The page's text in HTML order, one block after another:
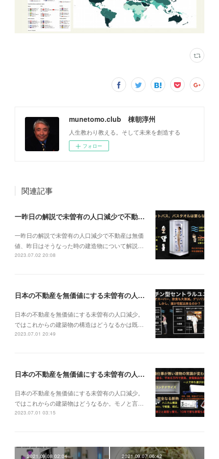
munetomo.club 棟朝淳州
人生教わり教える。そして未来を創造する
フォロー
関連記事
一昨日の解説で未曽有の人口減少で不動産は無価値、昨日はそうなった時の建造物について解説、今日からはその設備について解説をして行く。
一昨日の解説で未曽有の人口減少で不動産は無価
値、昨日はそうなった時の建造物について解説…
2023.07.02 20:08
日本の不動産を無価値にする未曽有の人口減少。ではこれからの建築物の構造はどうなるかは既に解説した。今はその内部の内容。その1
日本の不動産を無価値にする未曽有の人口減少。
ではこれからの建築物の構造はどうなるかは既…
2023.07.01 20:49
日本の不動産を無価値にする未曽有の人口減少。ではこれからの建築物はどうなるか。
日本の不動産を無価値にする未曽有の人口減少。
ではこれからの建築物はどうなるか。モノと言…
2023.07.01 03:15
2021.09.08 02:04 2021.09.07 06:42